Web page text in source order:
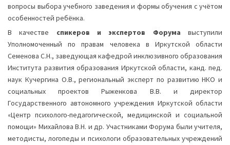
вопросы выбора учебного заведения и формы обучения с учётом
особенностей ребёнка.
В качестве спикеров и экспертов Форума выступили
Уполномоченный по правам человека в Иркутской области
Семенова С.Н., заведующая кафедрой инклюзивного образования
Института развития образования Иркутской области, канд. пед.
наук Кучергина О.В., региональный эксперт по развитию НКО и
социальных проектов Рыженкова В.В. и директор
Государственного автономного учреждения Иркутской области
«Центр психолого-педагогической, медицинской и социальной
помощи» Михайлова В.Н. и др. Участниками Форума были учителя,
методисты, логопеды и психологи образовательных учреждений